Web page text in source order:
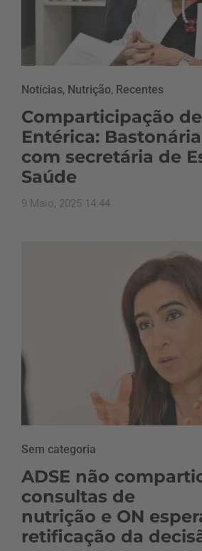
Notícias, Nutrição, Recentes
Comparticipação
Entérica:
com secretária de
Saúde
9 Maio, 2025 14:44
Sem categoria
ADSE não
consultas de
nutrição e ON
retificação da